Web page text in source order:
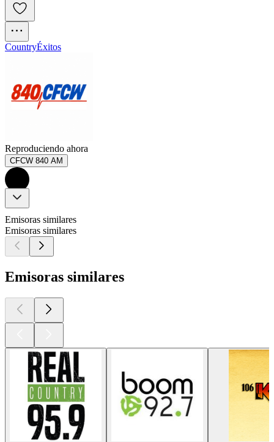
CountryÉxitos
Reproduciendo ahora
CFCW 840 AM
Emisoras similares
Emisoras similares
Emisoras similares